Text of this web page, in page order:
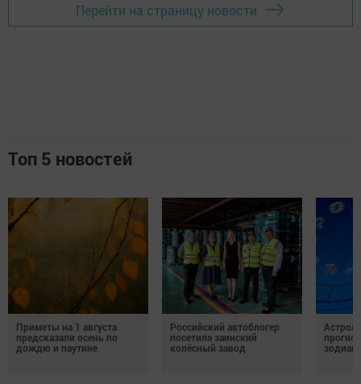
Перейти на страницу новости
Топ 5 новостей
Приметы на 1 августа
предсказали осень по
дождю и паутине
Российский автоблогер
посетила заинский
колёсный завод
зодиака